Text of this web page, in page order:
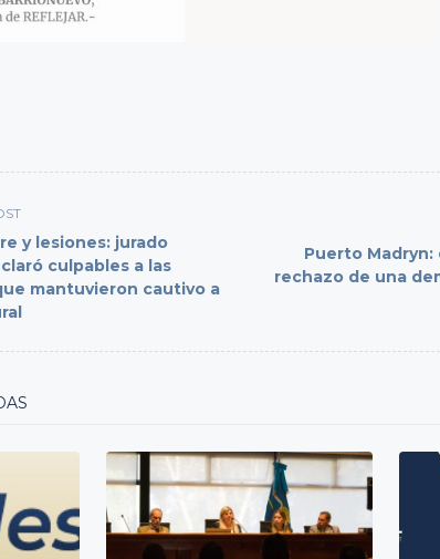
y lesiones: jurado
culpables a las
mantuvieron cautivo a
Puerto Madryn:
rechazo de una